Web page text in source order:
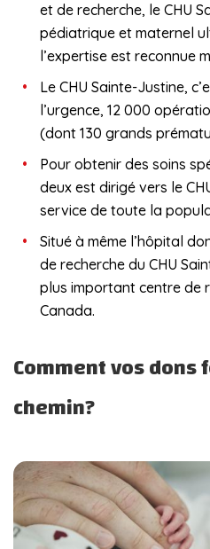
et de recherche, le CHU
pédiatrique et maternel
l’expertise est reconnue
Le CHU Sainte-Justine,
l’urgence, 12 000
(dont 130 grands
Pour obtenir des soins
deux est dirigé vers le
service de toute la
Situé à même l’hôpital
de recherche du CHU
plus important centre de
Canada.
Comment vos dons
chemin?